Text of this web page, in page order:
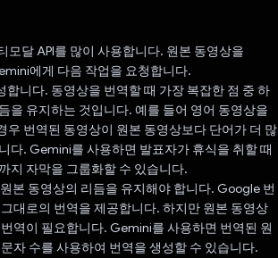
달 API를 많이 사용합니다. 원본 동영상을
에게 다음 작업을 요청합니다.
합니다. 동영상을 번역할 때 가장 복잡한 점 중 하
을 유지하는 것입니다. 예를 들어 영어 동영상을
우 번역된 동영상이 원본 동영상보다 단어가 더 많
다. Gemini를 사용하면 발표자가 휴식을 취할 때
지 자막을 그룹화할 수 있습니다.
본 동영상의 리듬을 유지해야 합니다. Google 번
대로의 번역을 제공합니다. 하지만 원본 동영상
역이 필요합니다. Gemini를 사용하면 번역된 원
자 수를 사용하여 번역을 생성할 수 있습니다.